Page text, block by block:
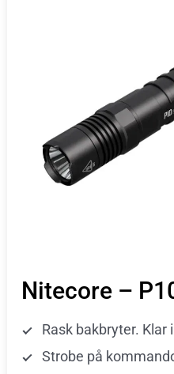
Nitecore –
Rask bakbryter. Klar
Strobe på